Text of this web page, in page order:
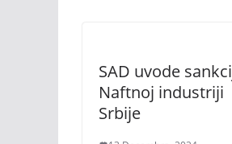
SAD uvode
Naftnoj industriji
Srbije